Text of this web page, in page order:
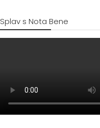
Splav s Nota Bene